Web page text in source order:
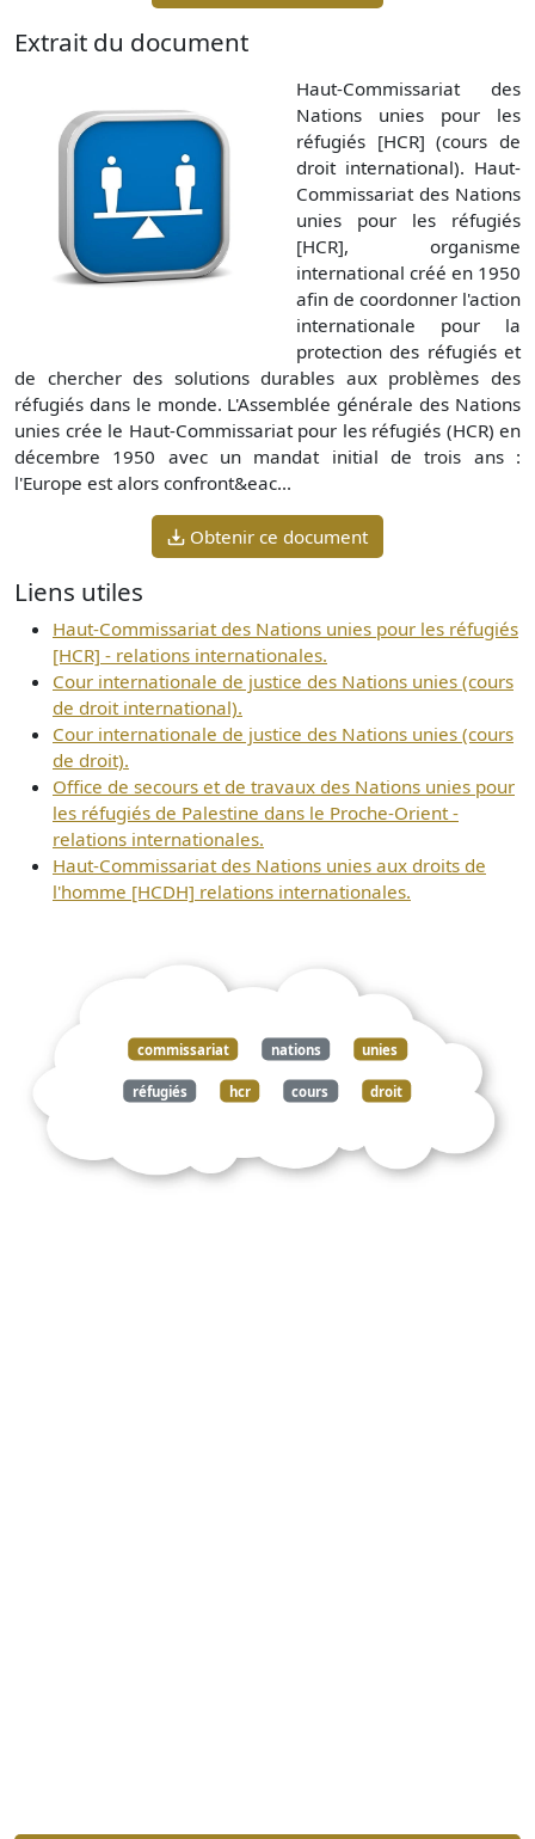
Extrait du document
Haut-Commissariat des
Nations unies pour les
réfugiés [HCR] (cours de
droit international). Haut-
Commissariat des Nations
unies pour les réfugiés
[HCR], organisme
international créé en 1950
afin de coordonner l'action
internationale pour la
protection des réfugiés et
de chercher des solutions durables aux problèmes des
réfugiés dans le monde. L'Assemblée générale des Nations
unies crée le Haut-Commissariat pour les réfugiés (HCR) en
décembre 1950 avec un mandat initial de trois ans :
l'Europe est alors confront&eac...
Obtenir ce document
Liens utiles
Haut-Commissariat des Nations unies pour les réfugiés
[HCR] - relations internationales.
Cour internationale de justice des Nations unies (cours
de droit international).
Cour internationale de justice des Nations unies (cours
de droit).
Office de secours et de travaux des Nations unies pour
les réfugiés de Palestine dans le Proche-Orient -
relations internationales.
Haut-Commissariat des Nations unies aux droits de
l'homme [HCDH] relations internationales.
commissariat nations unies
réfugiés hcr cours droit